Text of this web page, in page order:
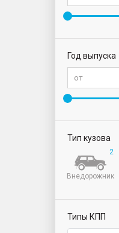
Год выпуска
Тип кузова
2
Внедорожник
Типы КПП